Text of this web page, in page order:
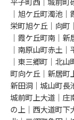
｜旭ケ丘町濁池
栄町旭ケ丘｜向町
｜霞ケ丘町南｜
｜南原山町赤土
｜東三郷町｜北
町向ケ丘｜新居町
新田洞｜城山町長
城前町上大道｜庄
の上｜西大道町下